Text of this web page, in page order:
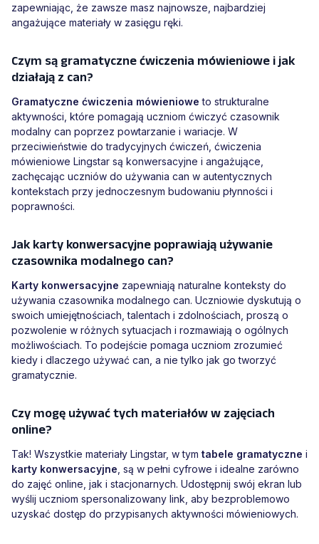
zapewniając, że zawsze masz najnowsze, najbardziej
angażujące materiały w zasięgu ręki.
Czym są gramatyczne ćwiczenia mówieniowe i jak
działają z can?
Gramatyczne ćwiczenia mówieniowe to strukturalne
aktywności, które pomagają uczniom ćwiczyć czasownik
modalny can poprzez powtarzanie i wariacje. W
przeciwieństwie do tradycyjnych ćwiczeń, ćwiczenia
mówieniowe Lingstar są konwersacyjne i angażujące,
zachęcając uczniów do używania can w autentycznych
kontekstach przy jednoczesnym budowaniu płynności i
poprawności.
Jak karty konwersacyjne poprawiają używanie
czasownika modalnego can?
Karty konwersacyjne zapewniają naturalne konteksty do
używania czasownika modalnego can. Uczniowie dyskutują o
swoich umiejętnościach, talentach i zdolnościach, proszą o
pozwolenie w różnych sytuacjach i rozmawiają o ogólnych
możliwościach. To podejście pomaga uczniom zrozumieć
kiedy i dlaczego używać can, a nie tylko jak go tworzyć
gramatycznie.
Czy mogę używać tych materiałów w zajęciach
online?
Tak! Wszystkie materiały Lingstar, w tym tabele gramatyczne i
karty konwersacyjne, są w pełni cyfrowe i idealne zarówno
do zajęć online, jak i stacjonarnych. Udostępnij swój ekran lub
wyślij uczniom spersonalizowany link, aby bezproblemowo
uzyskać dostęp do przypisanych aktywności mówieniowych.